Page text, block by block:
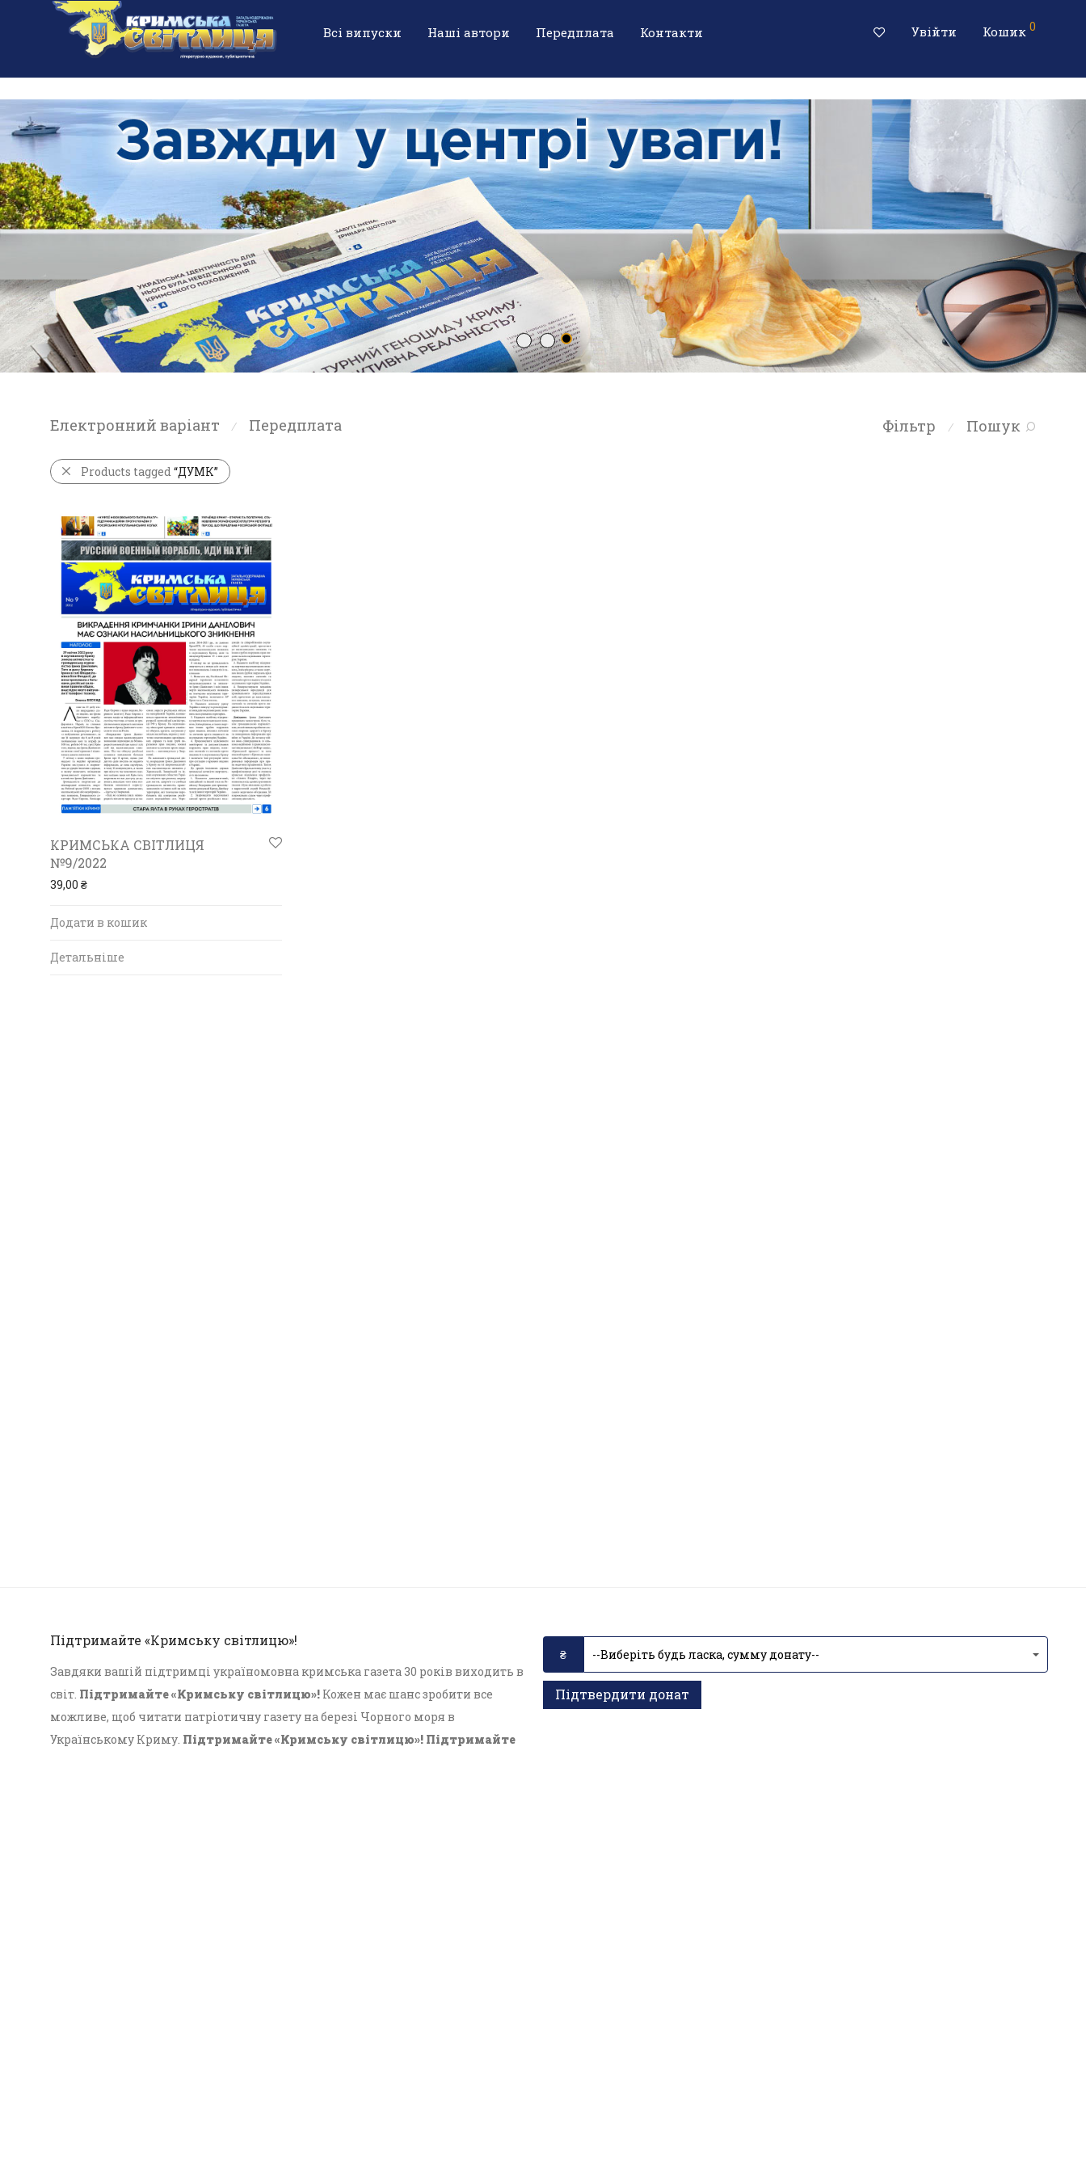
Всі випуски Наші автори Передплата Контакти Увійти Кошик 0
Фільтр ⁄ Пошук
Електронний варіант ⁄ Передплата
Products tagged“ДУМК”
КРИМСЬКА СВІТЛИЦЯ
№9/2022
39,00 ₴
Додати в кошик
Детальніше
Підтримайте «Кримську світлицю»!
Завдяки вашій підтримці україномовна кримська газета 30 років виходить в
світ. Підтримайте «Кримську світлицю»! Кожен має шанс зробити все
можливе, щоб читати патріотичну газету на березі Чорного моря в
Українському Криму. Підтримайте «Кримську світлицю»! Підтримайте
Підтвердити донат